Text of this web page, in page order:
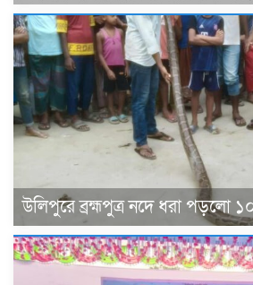
উলিপুরে ব্রহ্মপুত্র নদে ধরা পড়লো